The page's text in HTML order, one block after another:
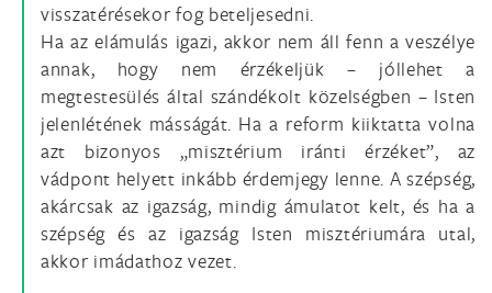
visszatérésekor fog beteljesedni.
Ha az elámulás igazi, akkor nem áll fenn a veszélye
annak, hogy nem érzékeljük – jóllehet a
megtestesülés által szándékolt közelségben – Isten
jelenlétének másságát. Ha a reform kiiktatta volna
azt bizonyos „misztérium iránti érzéket”, az
vádpont helyett inkább érdemjegy lenne. A szépség,
akárcsak az igazság, mindig ámulatot kelt, és ha a
szépség és az igazság Isten misztériumára utal,
akkor imádathoz vezet.